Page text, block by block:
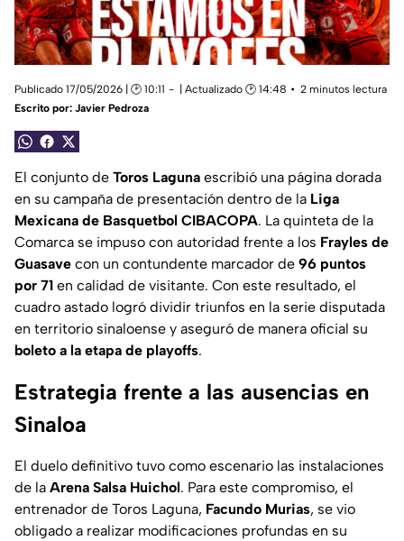
Publicado 17/05/2026 | 🕑 10:11 | Actualizado 🕑 14:48
2 minutos lectura
Escrito por: Javier Pedroza
El conjunto de Toros Laguna escribió una página dorada
en su campaña de presentación dentro de la Liga
Mexicana de Basquetbol CIBACOPA. La quinteta de la
Comarca se impuso con autoridad frente a los Frayles de
Guasave con un contundente marcador de 96 puntos
por 71 en calidad de visitante. Con este resultado, el
cuadro astado logró dividir triunfos en la serie disputada
en territorio sinaloense y aseguró de manera oficial su
boleto a la etapa de playoffs.
Estrategia frente a las ausencias en
Sinaloa
El duelo definitivo tuvo como escenario las instalaciones
de la Arena Salsa Huichol. Para este compromiso, el
entrenador de Toros Laguna, Facundo Murias, se vio
obligado a realizar modificaciones profundas en su